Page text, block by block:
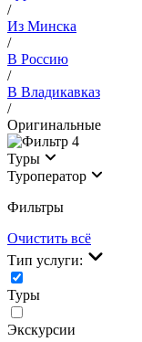
/
Из Минска
/
В Россию
/
В Владикавказ
/
Оригинальные
4
Туры
Туроператор
Фильтры
Очистить всё
Тип услуги:
Туры
Экскурсии